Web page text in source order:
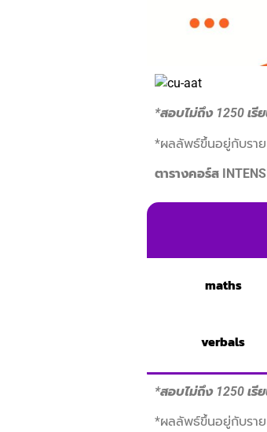
*สอบไม่ถึง 1250 เ
*ผลลัพธ์ขึ้นอยู่กับรา
ตารางคอร์ส
maths
verbals
*สอบไม่ถึง 1250 เ
*ผลลัพธ์ขึ้นอยู่กับรา